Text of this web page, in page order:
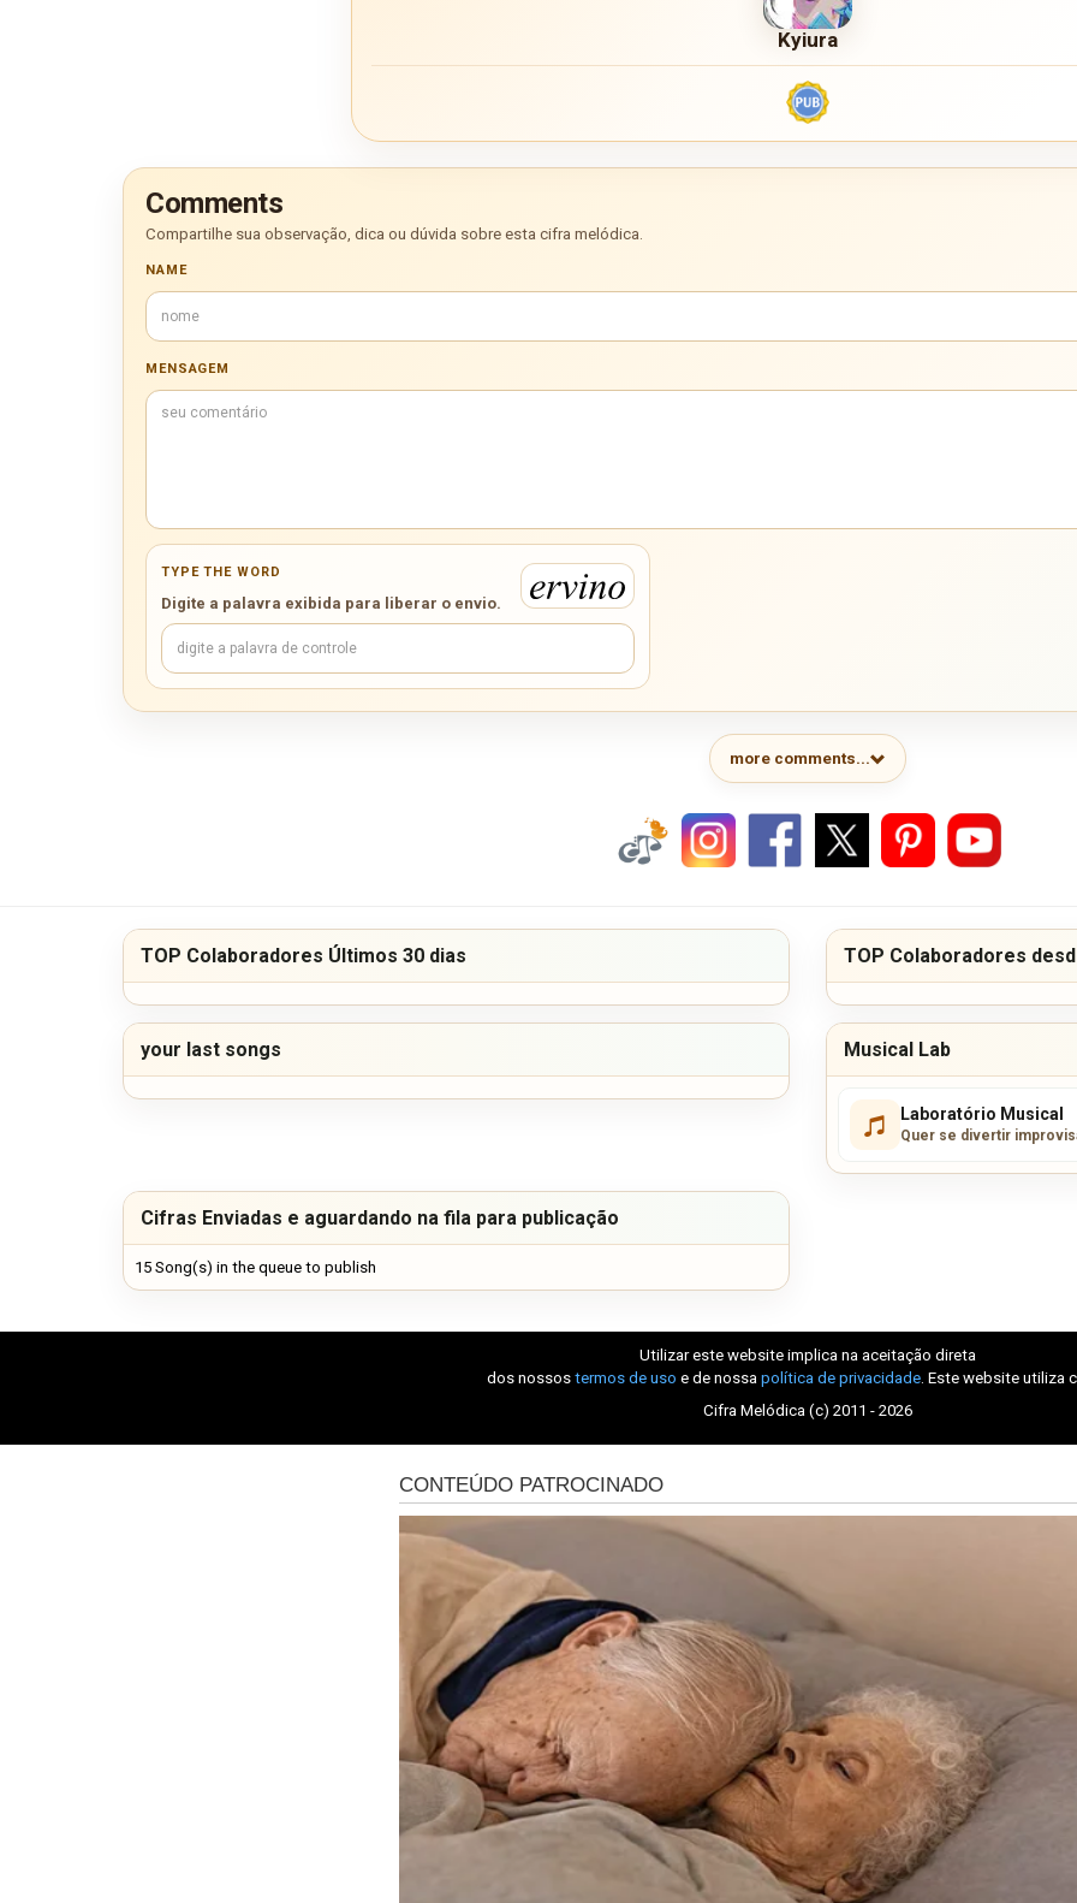
Kyiura
Comments
Compartilhe sua observação, dica ou dúvida sobre esta cifra melódica.
NAME
MENSAGEM
TYPE THE WORD
Digite a palavra exibida para liberar o envio.
more comments...
TOP Colaboradores Últimos 30 dias TOP Colaboradores
your last songs Musical Lab
Laboratório Musical
Quer se divertir
Cifras Enviadas e aguardando na fila para publicação
15 Song(s) in the queue to publish
Utilizar este website implica na aceitação direta
dos nossos termos de uso e de nossa política de privacidade . Este website utiliza
Cifra Melódica (c) 2011 - 2026